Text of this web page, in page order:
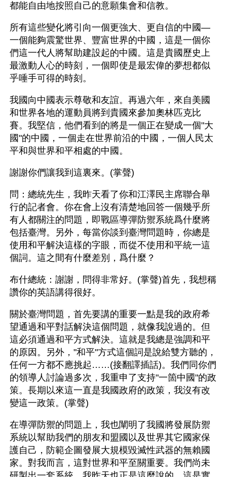
都能自由地按照自己的意願集會和信教。
所有這些變化將引向一個更強大、更自信的中國—
一個能夠震驚世界、豐富世界的中國，這是一個你
們這一代人將幫助建設起的中國。這是貴國歷史上
最激動人心的時刻，一個即使是最宏偉的夢想都似
乎唾手可得的時刻。
我國向中國表示尊敬和友誼。再過六年，來自美國
和世界各地的運動員將到貴國來參加奧林匹克比
賽。我堅信，他們看到的將是一個正在變成一個"大
國"的中國，一個走在世界前沿的中國，一個人民太
平和與世界和平相處的中國。
謝謝你們讓我到這裏來。(掌聲)
問：總統先生，我昨天看了你和江澤民主席聯合舉
行的記者會。你在會上沒有清楚地回答一個幾乎所
有人都關注的問題，即戰區導彈防禦系統爲什麼將
包括臺灣。另外，每當你談到臺灣問題時，你總是
使用和平解決這樣的字眼，而從不使用和平統一這
個詞。這之間有什麼差別，爲什麼？
布什總統：謝謝，問得非常好。(掌聲)首先，我想稱
讚你的英語講得很好。
關於臺灣問題，首先要講的重要一點是我的政府希
望通過和平對話解決這個問題，就像我說過的。但
這必須通過和平方式解決。這就是我總是強調和平
的原因。另外，"和平"方式這個詞是說給雙方聽的，
任何一方都不應挑起……(接翻譯插話)。我們同你們
的領導人討論過多次，我重申了支持"一箇中國"的政
策。長期以來這一直是我國政府的政策，我沒有改
變這一政策。(掌聲)
在導彈防禦的問題上，我也闡明了我國將發展防禦
系統以幫助我們的朋友和盟國以及世界其它國家保
護自己，防範企圖發展大規模毀滅性武器的無賴國
家。對我而言，這對世界和平至關重要。我們尚未